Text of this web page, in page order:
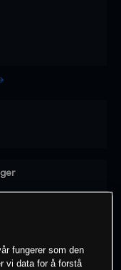
fungerer som den
vi data for å forstå